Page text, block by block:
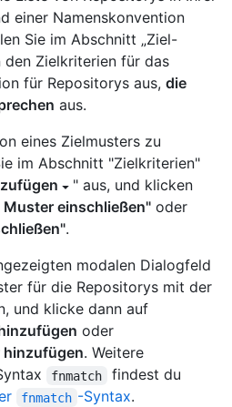
einer Namenskonvention
Sie im Abschnitt „Ziel-
den Zielkriterien für das
für Repositorys aus, die
aus.
eines Zielmusters zu
im Abschnitt "Zielkriterien"
" aus, und klicken
Muster einschließen" oder
.
modalen Dialogfeld
für die Repositorys mit der
und klicke dann auf
oder
. Weitere
fnmatch
findest du
fnmatch -Syntax.